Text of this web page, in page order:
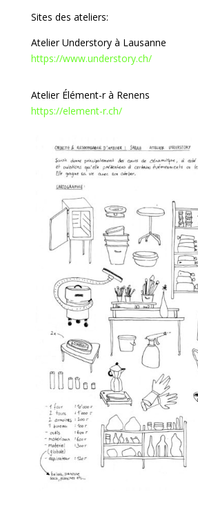
Sites des ateliers:
Atelier Understory à Lausanne
https://www.understory.ch/
Atelier Élément-r à Renens
https://element-r.ch/